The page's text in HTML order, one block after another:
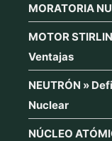
MORATORIA
MOTOR
Ventajas
NEUTRÓN »
Nuclear
NÚCLEO